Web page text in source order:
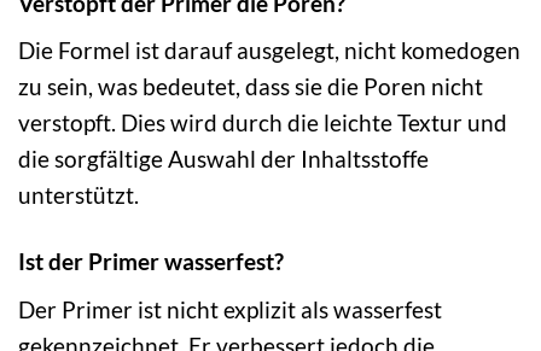
Die Formel ist darauf ausgelegt, nicht komedogen
zu sein, was bedeutet, dass sie die Poren nicht
verstopft. Dies wird durch die leichte Textur und
die sorgfältige Auswahl der Inhaltsstoffe
unterstützt.
Ist der Primer wasserfest?
Der Primer ist nicht explizit als wasserfest
gekennzeichnet. Er verbessert jedoch die